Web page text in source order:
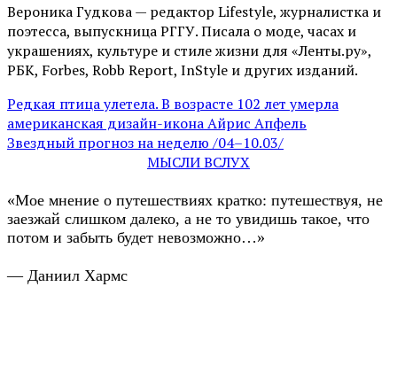
Вероника Гудкова — редактор Lifestyle, журналистка и
поэтесса, выпускница РГГУ. Писала о моде, часах и
украшениях, культуре и стиле жизни для «Ленты.ру»,
РБК, Forbes, Robb Report, InStyle и других изданий.
Редкая птица улетела. В возрасте 102 лет умерла
американская дизайн-икона Айрис Апфель
Звездный прогноз на неделю /04–10.03/
МЫСЛИ ВСЛУХ
«Мое мнение о путешествиях кратко: путешествуя, не
заезжай слишком далеко, а не то увидишь такое, что
потом и забыть будет невозможно…»
— Даниил Хармс